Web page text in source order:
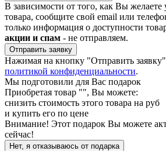
В зависимости от того, как Вы желаете
товара, сообщите свой email или
только информация о доступности
акции и спам - не отправляем.
Отправить заявку
Нажимая на кнопку "Отправить
политикой конфиденциальности.
Мы подготовили для Вас подарок
Приобретая товар "", Вы можете:
снизить стоимость этого товара на руб
и купить его по цене
Внимание! Этот подарок Вы можете
сейчас!
Нет, я отказываюсь от подарка